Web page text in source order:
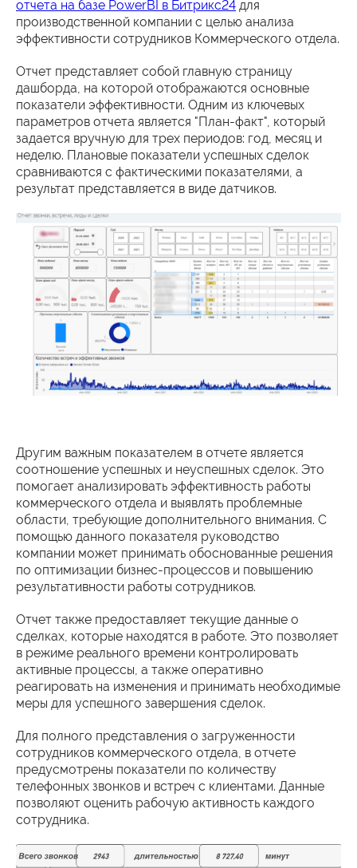
отчета на базе PowerBI в Битрикс24 для
производственной компании с целью анализа
эффективности сотрудников Коммерческого отдела.
Отчет представляет собой главную страницу
дашборда, на которой отображаются основные
показатели эффективности. Одним из ключевых
параметров отчета является "План-факт", который
задается вручную для трех периодов: год, месяц и
неделю. Плановые показатели успешных сделок
сравниваются с фактическими показателями, а
результат представляется в виде датчиков.
Другим важным показателем в отчете является
соотношение успешных и неуспешных сделок. Это
помогает анализировать эффективность работы
коммерческого отдела и выявлять проблемные
области, требующие дополнительного внимания. С
помощью данного показателя руководство
компании может принимать обоснованные решения
по оптимизации бизнес-процессов и повышению
результативности работы сотрудников.
Отчет также предоставляет текущие данные о
сделках, которые находятся в работе. Это позволяет
в режиме реального времени контролировать
активные процессы, а также оперативно
реагировать на изменения и принимать необходимые
меры для успешного завершения сделок.
Для полного представления о загруженности
сотрудников коммерческого отдела, в отчете
предусмотрены показатели по количеству
телефонных звонков и встреч с клиентами. Данные
позволяют оценить рабочую активность каждого
сотрудника.